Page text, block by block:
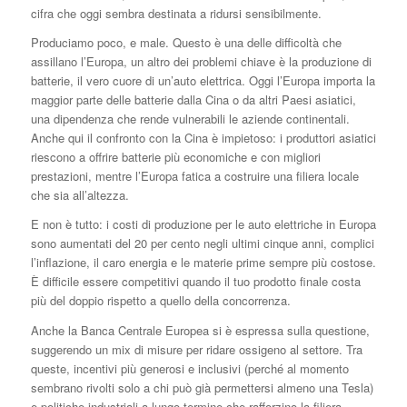
cifra che oggi sembra destinata a ridursi sensibilmente.
Produciamo poco, e male. Questo è una delle difficoltà che
assillano l’Europa, un altro dei problemi chiave è la produzione di
batterie, il vero cuore di un’auto elettrica. Oggi l’Europa importa la
maggior parte delle batterie dalla Cina o da altri Paesi asiatici,
una dipendenza che rende vulnerabili le aziende continentali.
Anche qui il confronto con la Cina è impietoso: i produttori asiatici
riescono a offrire batterie più economiche e con migliori
prestazioni, mentre l’Europa fatica a costruire una filiera locale
che sia all’altezza.
E non è tutto: i costi di produzione per le auto elettriche in Europa
sono aumentati del 20 per cento negli ultimi cinque anni, complici
l’inflazione, il caro energia e le materie prime sempre più costose.
È difficile essere competitivi quando il tuo prodotto finale costa
più del doppio rispetto a quello della concorrenza.
Anche la Banca Centrale Europea si è espressa sulla questione,
suggerendo un mix di misure per ridare ossigeno al settore. Tra
queste, incentivi più generosi e inclusivi (perché al momento
sembrano rivolti solo a chi può già permettersi almeno una Tesla)